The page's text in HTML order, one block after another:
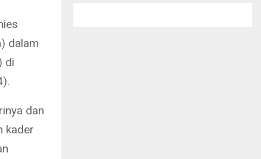
dalam
di
dan
kader